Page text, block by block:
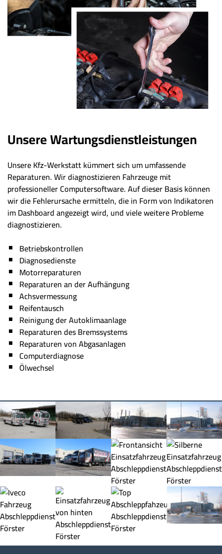
Unsere Wartungsdienstleistungen
Unsere Kfz-Werkstatt kümmert sich um umfassende
Reparaturen. Wir diagnostizieren Fahrzeuge mit
professioneller Computersoftware. Auf dieser Basis können
wir die Fehlerursache ermitteln, die in Form von Indikatoren
im Dashboard angezeigt wird, und viele weitere Probleme
diagnostizieren.
Betriebskontrollen
Diagnosedienste
Motorreparaturen
Reparaturen an der Aufhängung
Achsvermessung
Reifentausch
Reinigung der Autoklimaanlage
Reparaturen des Bremssystems
Reparaturen von Abgasanlagen
Computerdiagnose
Ölwechsel